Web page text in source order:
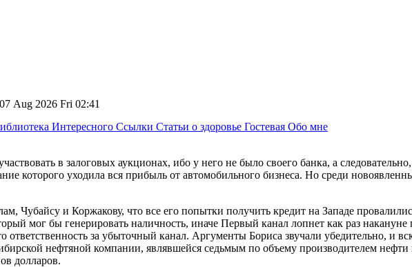
Aug 2026 Fri 02:41
Интересного Ссылки Статьи о здоровье Гостевая Обо мне
в залоговых аукционах, ибо у него не было своего банка, а
которого уходила вся прибыль от автомобильного бизнеса. Но среди
Чубайсу и Коржакову, что все его попытки получить кредит на Западе
мог бы генерировать наличность, иначе Первый канал лопнет как раз
ответственность за убыточный канал. Аргументы Бориса звучали убедительно, и
нефтяной компании, являвшейся седьмым по объему производителем
долларов.